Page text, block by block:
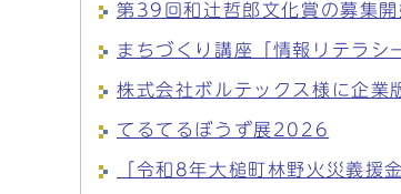
第39回和辻哲郎文化賞の募集開
まちづくり講座「情報リテラ
株式会社ボルテックス様に企業
てるてるぼうず展2026
「令和8年大槌町林野火災義援